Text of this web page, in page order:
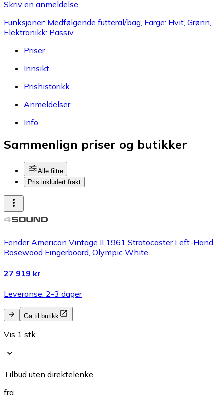
Skriv en anmeldelse
Funksjoner: Medfølgende futteral/bag, Farge: Hvit, Grønn,
Elektronikk: Passiv
Priser
Innsikt
Prishistorikk
Anmeldelser
Info
Sammenlign priser og butikker
Alle filtre
Pris inkludert frakt
Fender American Vintage II 1961 Stratocaster Left-Hand,
Rosewood Fingerboard, Olympic White
27 919 kr
Leveranse: 2-3 dager
Gå til butikk
Vis 1 stk
Tilbud uten direktelenke
fra